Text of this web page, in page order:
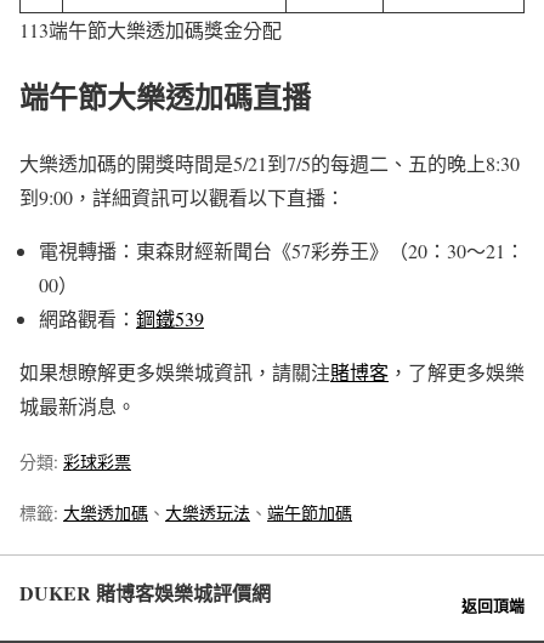
113端午節大樂透加碼獎金分配
端午節大樂透加碼直播
大樂透加碼的開獎時間是5/21到7/5的每週二、五的晚上8:30
到9:00，詳細資訊可以觀看以下直播：
電視轉播：東森財經新聞台《57彩券王》（20：30～21：
00）
網路觀看： 鋼鐵539
如果想瞭解更多娛樂城資訊，請關注賭博客 ，了解更多娛樂
城最新消息。
分類: 彩球彩票
標籤: 大樂透加碼 、 大樂透玩法 、 端午節加碼
DUKER 賭博客娛樂城評價網 返回頂端